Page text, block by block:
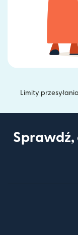
Limity
Sprawdź,